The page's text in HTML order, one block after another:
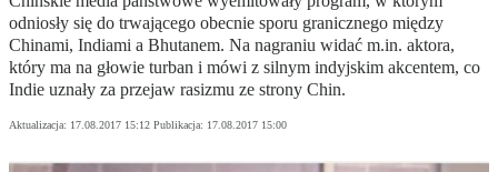
odniosły się do trwającego obecnie sporu granicznego między
Chinami, Indiami a Bhutanem. Na nagraniu widać m.in. aktora,
który ma na głowie turban i mówi z silnym indyjskim akcentem, co
Indie uznały za przejaw rasizmu ze strony Chin.
Aktualizacja: 17.08.2017 15:12 Publikacja: 17.08.2017 15:00